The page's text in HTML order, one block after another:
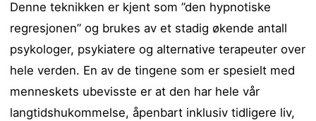
Denne teknikken er kjent som ”den hypnotiske
regresjonen” og brukes av et stadig økende antall
psykologer, psykiatere og alternative terapeuter over
hele verden. En av de tingene som er spesielt med
menneskets ubevisste er at den har hele vår
langtidshukommelse, åpenbart inklusiv tidligere liv,